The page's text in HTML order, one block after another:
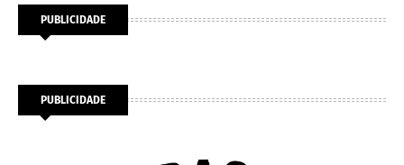
PUBLICIDADE
PUBLICIDADE